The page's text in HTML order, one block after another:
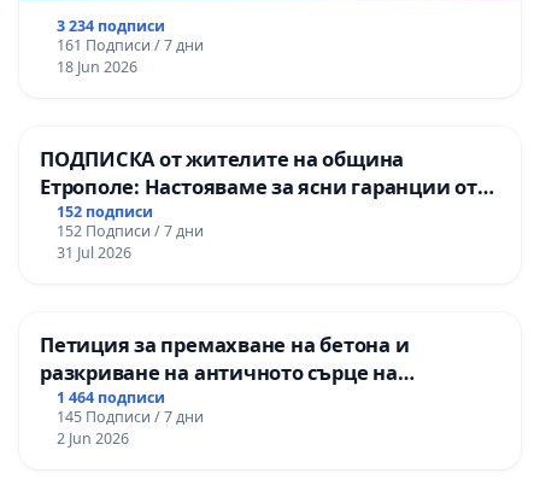
3 234 подписи
161 Подписи / 7 дни
18 Jun 2026
ПОДПИСКА от жителите на община
Етрополе: Настояваме за ясни гаранции от
“Елаците-МЕД” АД и от държавата, че ще се
изпълнят всички екологични норми!
152 подписи
152 Подписи / 7 дни
31 Jul 2026
Петиция за премахване на бетона и
разкриване на античното сърце на
Могиланската могила във Враца
1 464 подписи
145 Подписи / 7 дни
2 Jun 2026